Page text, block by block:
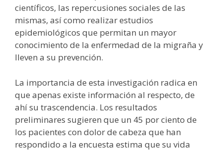
científicos, las repercusiones sociales de las
mismas, así como realizar estudios
epidemiológicos que permitan un mayor
conocimiento de la enfermedad de la migraña y
lleven a su prevención.
La importancia de esta investigación radica en
que apenas existe información al respecto, de
ahí su trascendencia. Los resultados
preliminares sugieren que un 45 por ciento de
los pacientes con dolor de cabeza que han
respondido a la encuesta estima que su vida